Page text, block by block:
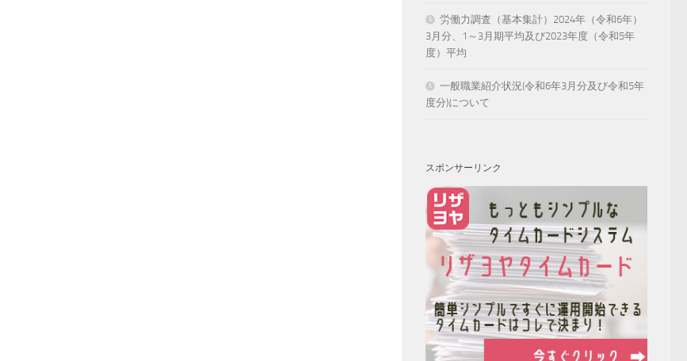
労働力調査（基本集計）2024年（令和6年）
3月分、1～3月期平均及び2023年度（令和5年
度）平均
一般職業紹介状況(令和6年3月分及び令和5年
度分)について
スポンサーリンク